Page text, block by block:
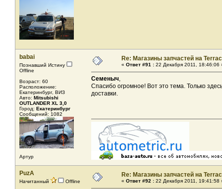
babai
Познавший Истину
Offline
Возраст: 60
Расположение:
Екатеринбург, ВИЗ
Авто: Mitsubishi
OUTLANDER XL 3,0
Город: Екатеринбург
Сообщений: 1082
Артур
Re: Магазины запчастей на
« Ответ #91 : 22 Декабря 2011, 18:46:06
Семеныч,
Спасибо огромное! Вот это тема. Только
доставки.
PuzA
Начитанный
Offline
Re: Магазины запчастей на
« Ответ #92 : 22 Декабря 2011, 19:41:58